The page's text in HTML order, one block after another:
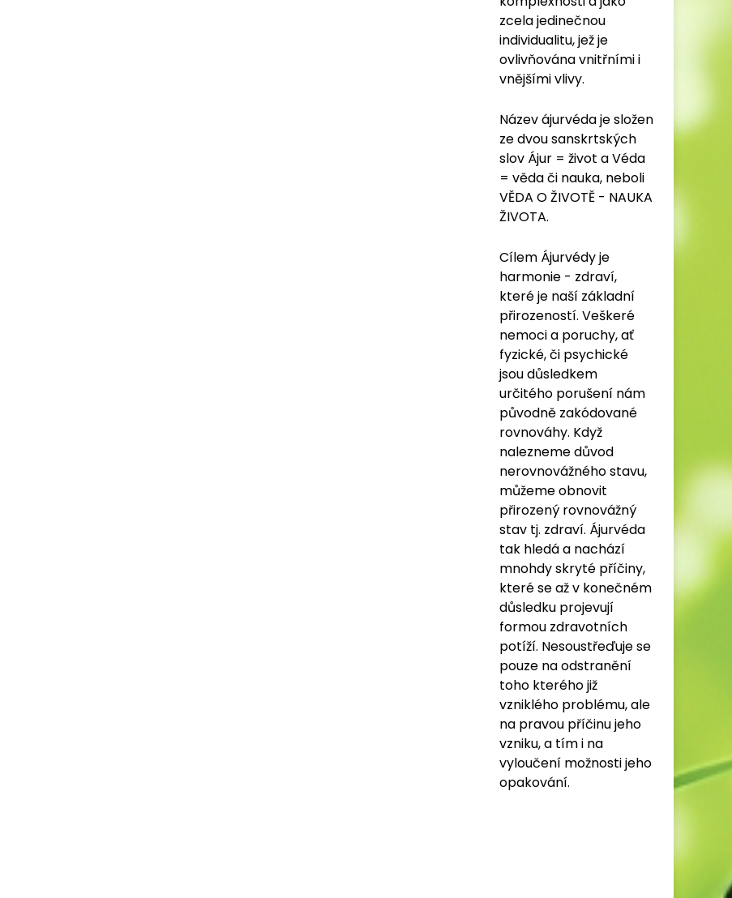
zcela jedinečnou
individualitu, jež je
ovlivňována vnitřními i
vnějšími vlivy.
Název ájurvéda je složen
ze dvou sanskrtských
slov Ájur = život a Véda
= věda či nauka, neboli
VĚDA O ŽIVOTĚ - NAUKA
ŽIVOTA.
Cílem Ájurvédy je
harmonie - zdraví,
které je naší základní
přirozeností. Veškeré
nemoci a poruchy, ať
fyzické, či psychické
jsou důsledkem
určitého porušení nám
původně zakódované
rovnováhy. Když
nalezneme důvod
nerovnovážného stavu,
můžeme obnovit
přirozený rovnovážný
stav tj. zdraví. Ájurvéda
tak hledá a nachází
mnohdy skryté příčiny,
které se až v konečném
důsledku projevují
formou zdravotních
potíží. Nesoustřeďuje se
pouze na odstranění
toho kterého již
vzniklého problému, ale
na pravou příčinu jeho
vzniku, a tím i na
vyloučení možnosti jeho
opakování.